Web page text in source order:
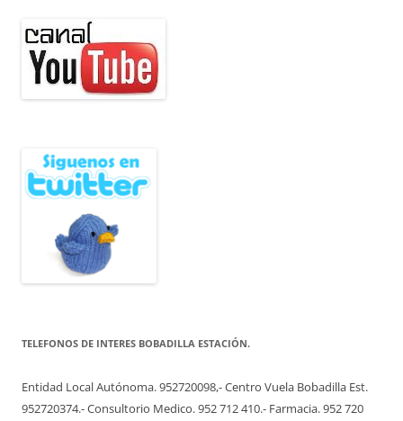
TELEFONOS DE INTERES BOBADILLA ESTACIÓN.
Entidad Local Autónoma. 952720098,- Centro Vuela Bobadilla Est.
952720374.- Consultorio Medico. 952 712 410.- Farmacia. 952 720